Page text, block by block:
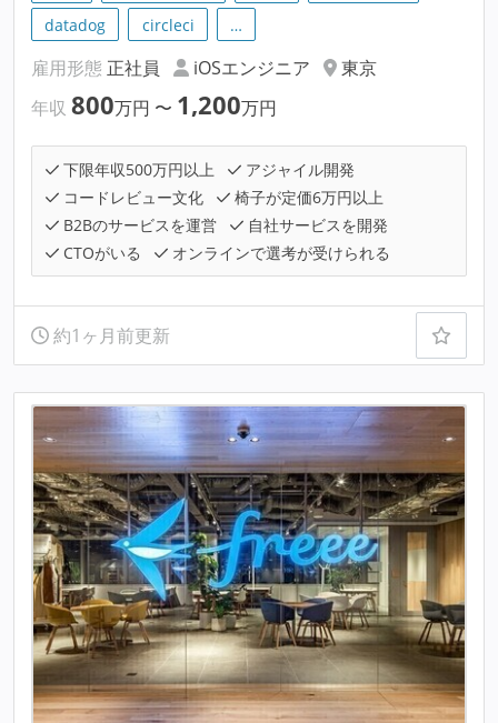
datadog
circleci …
雇用形態 正社員 iOSエンジニア
東京
年収 800万円 〜 1,200万円
下限年収500万円以上
アジャイル開発
コードレビュー文化
椅子が定価6万円以上
B2Bのサービスを運営
自社サービスを開発
CTOがいる
オンラインで選考が受けられる
約1ヶ月前更新